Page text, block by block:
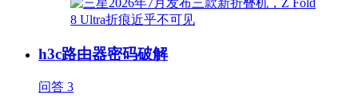
h3c路由器密码破解
问答 3